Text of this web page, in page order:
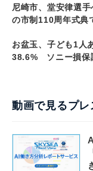
尼崎市、堂安律選
の市制110周年式典
お盆玉、子ども1
38.6% ソニー損保
動画で見るプレ